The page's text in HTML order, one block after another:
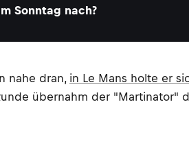
Sonntag nach?
nahe dran, in Le Mans holte er
übernahm der "Martinator"